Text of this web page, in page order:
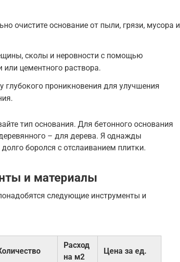
очистите основание от пыли, грязи, мусора и
сколы и неровности с помощью
цементного раствора.
глубокого проникновения для улучшения
тип основания. Для бетонного основания
– для дерева. Я однажды
боролся с отслаиванием плитки.
и материалы
следующие инструменты и
Расход
на м2
Цена за ед.